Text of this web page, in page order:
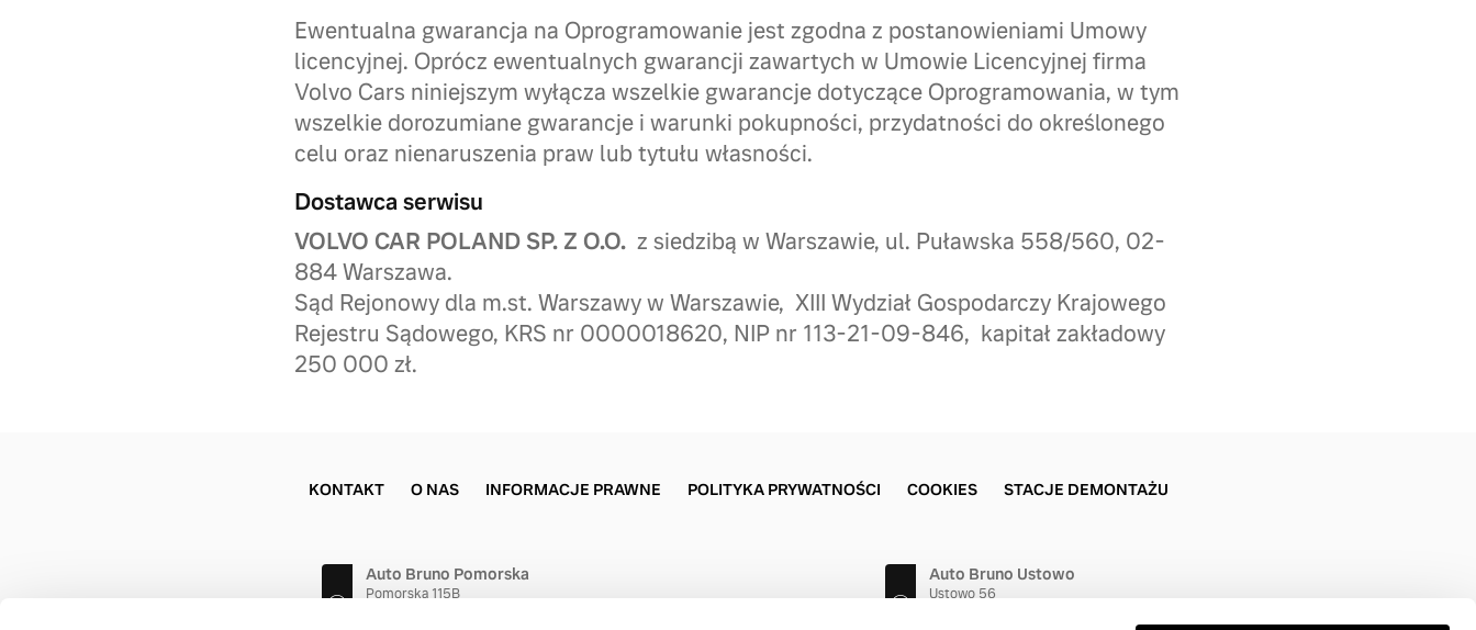
Ewentualna gwarancja na Oprogramowanie jest zgodna z postanowieniami Umowy
licencyjnej. Oprócz ewentualnych gwarancji zawartych w Umowie Licencyjnej firma
Volvo Cars niniejszym wyłącza wszelkie gwarancje dotyczące Oprogramowania, w tym
wszelkie dorozumiane gwarancje i warunki pokupności, przydatności do określonego
celu oraz nienaruszenia praw lub tytułu własności.
Dostawca serwisu
VOLVO CAR POLAND SP. Z O.O. z siedzibą w Warszawie, ul. Puławska 558/560, 02-
884 Warszawa.
Sąd Rejonowy dla m.st. Warszawy w Warszawie, XIII Wydział Gospodarczy Krajowego
Rejestru Sądowego, KRS nr 0000018620, NIP nr 113-21-09-846, kapitał zakładowy
250 000 zł.
KONTAKT O NAS INFORMACJE PRAWNE POLITYKA PRYWATNOŚCI COOKIES STACJE DEMONTAŻU
Auto Bruno Pomorska
Pomorska 115B
Auto Bruno Ustowo
Ustowo 56